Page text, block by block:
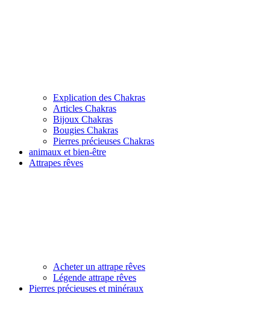
Explication des Chakras
Articles Chakras
Bijoux Chakras
Bougies Chakras
Pierres précieuses Chakras
animaux et bien-être
Attrapes rêves
Acheter un attrape rêves
Légende attrape rêves
Pierres précieuses et minéraux